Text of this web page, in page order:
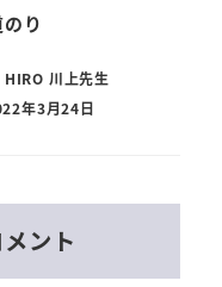
り
HIRO 川上先生
年3月24日
ント